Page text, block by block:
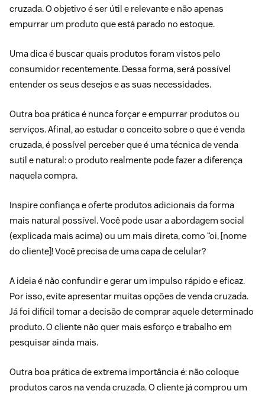
cruzada. O objetivo é ser útil e relevante e não apenas
empurrar um produto que está parado no estoque.
Uma dica é buscar quais produtos foram vistos pelo
consumidor recentemente. Dessa forma, será possível
entender os seus desejos e as suas necessidades.
Outra boa prática é nunca forçar e empurrar produtos ou
serviços. Afinal, ao estudar o conceito sobre o que é venda
cruzada, é possível perceber que é uma técnica de venda
sutil e natural: o produto realmente pode fazer a diferença
naquela compra.
Inspire confiança e oferte produtos adicionais da forma
mais natural possível. Você pode usar a abordagem social
(explicada mais acima) ou um mais direta, como “oi, [nome
do cliente]! Você precisa de uma capa de celular?
A ideia é não confundir e gerar um impulso rápido e eficaz.
Por isso, evite apresentar muitas opções de venda cruzada.
Já foi difícil tomar a decisão de comprar aquele determinado
produto. O cliente não quer mais esforço e trabalho em
pesquisar ainda mais.
Outra boa prática de extrema importância é: não coloque
produtos caros na venda cruzada. O cliente já comprou um